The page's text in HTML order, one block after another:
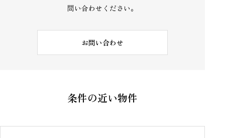
問い合わせください。
お問い合わせ
条件の近い物件